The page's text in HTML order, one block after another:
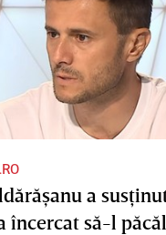
a
încercat să-l